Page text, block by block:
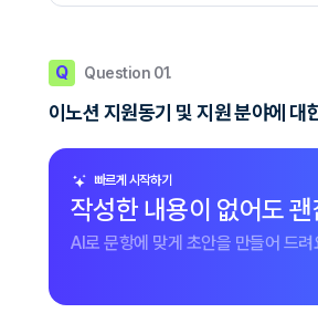
Q Question 01.
이노션 지원동기 및 지원 분야에 대
빠르게 시작하기
작성한 내용이 없어도
AI로 문항에 맞게 초안을 만들어 드려